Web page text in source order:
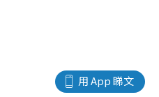
用 App 睇文